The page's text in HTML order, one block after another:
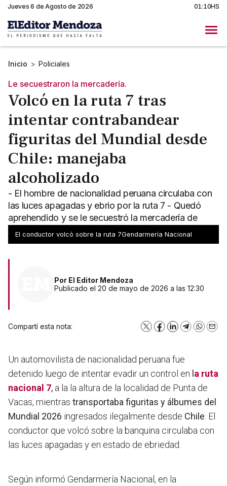
Jueves 6 de Agosto de 2026 01:10HS
Inicio > Policiales
Le secuestraron la mercadería.
Volcó en la ruta 7 tras
intentar contrabandear
figuritas del Mundial desde
Chile: manejaba
alcoholizado
- El hombre de nacionalidad peruana circulaba con
las luces apagadas y ebrio por la ruta 7 - Quedó
aprehendido y se le secuestró la mercadería de
contrabando
El conductor volcó sobre la ruta 7Gendarmería Nacional
Por El Editor Mendoza
Publicado el 20 de mayo de 2026 a las 12:30
Compartí esta nota: X Facebook
LinkedInTelegram
Un automovilista de nacionalidad peruana fue
detenido luego de intentar evadir un control en a ruta
nacional 7, a la la altura de la localidad de Punta de
Vacas, mientras transportaba figuritas y álbumes del
Mundial 2026 ingresados ilegalmente desde Chile . El
conductor que volcó sobre la banquina circulaba con
las luces apagadas y en estado de ebriedad.
Según informó Gendarmería Nacional, en la